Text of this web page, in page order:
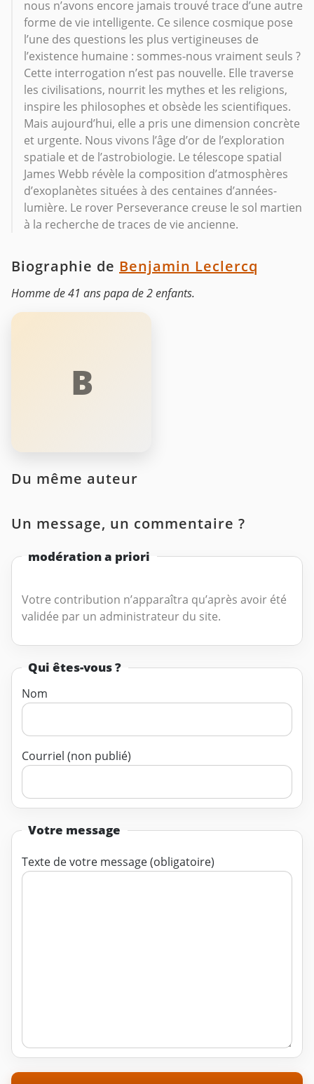
nous n’avons encore jamais trouvé trace d’une autre
forme de vie intelligente. Ce silence cosmique pose
l’une des questions les plus vertigineuses de
l’existence humaine : sommes-nous vraiment seuls ?
Cette interrogation n’est pas nouvelle. Elle traverse
les civilisations, nourrit les mythes et les religions,
inspire les philosophes et obsède les scientifiques.
Mais aujourd’hui, elle a pris une dimension concrète
et urgente. Nous vivons l’âge d’or de l’exploration
spatiale et de l’astrobiologie. Le télescope spatial
James Webb révèle la composition d’atmosphères
d’exoplanètes situées à des centaines d’années-
lumière. Le rover Perseverance creuse le sol martien
à la recherche de traces de vie ancienne.
Biographie de Benjamin Leclercq
Homme de 41 ans papa de 2 enfants.
B
Du même auteur
Un message, un commentaire ?
modération a priori
Votre contribution n’apparaîtra qu’après avoir été
validée par un administrateur du site.
Qui êtes-vous ?
Nom
Courriel (non publié)
Votre message
Texte de votre message (obligatoire)